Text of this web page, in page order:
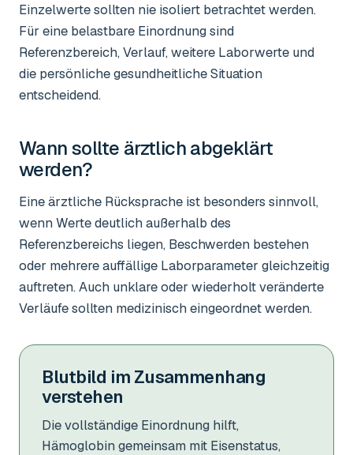
Einzelwerte sollten nie isoliert betrachtet werden.
Für eine belastbare Einordnung sind
Referenzbereich, Verlauf, weitere Laborwerte und
die persönliche gesundheitliche Situation
entscheidend.
Wann sollte ärztlich abgeklärt
werden?
Eine ärztliche Rücksprache ist besonders sinnvoll,
wenn Werte deutlich außerhalb des
Referenzbereichs liegen, Beschwerden bestehen
oder mehrere auffällige Laborparameter gleichzeitig
auftreten. Auch unklare oder wiederholt veränderte
Verläufe sollten medizinisch eingeordnet werden.
Blutbild im Zusammenhang
verstehen
Die vollständige Einordnung hilft,
Hämoglobin gemeinsam mit Eisenstatus,